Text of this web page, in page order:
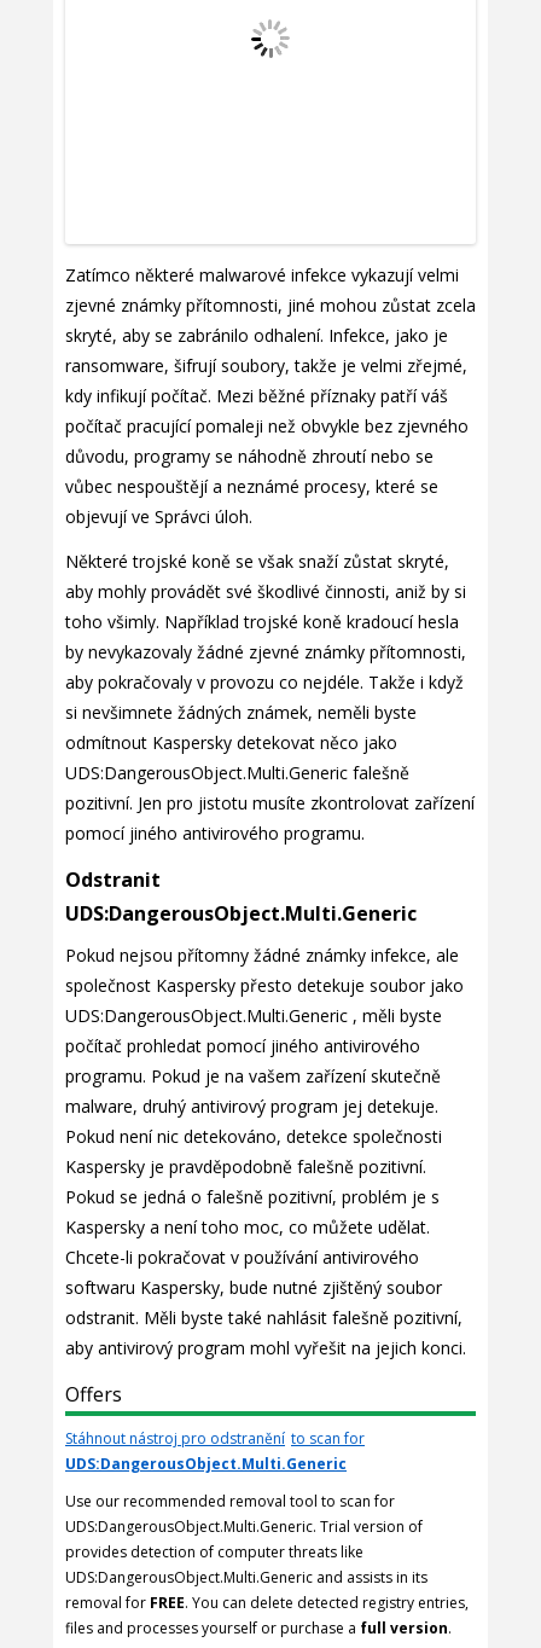
Zatímco některé malwarové infekce vykazují velmi
zjevné známky přítomnosti, jiné mohou zůstat zcela
skryté, aby se zabránilo odhalení. Infekce, jako je
ransomware, šifrují soubory, takže je velmi zřejmé,
kdy infikují počítač. Mezi běžné příznaky patří váš
počítač pracující pomaleji než obvykle bez zjevného
důvodu, programy se náhodně zhroutí nebo se
vůbec nespouštějí a neznámé procesy, které se
objevují ve Správci úloh.
Některé trojské koně se však snaží zůstat skryté,
aby mohly provádět své škodlivé činnosti, aniž by si
toho všimly. Například trojské koně kradoucí hesla
by nevykazovaly žádné zjevné známky přítomnosti,
aby pokračovaly v provozu co nejdéle. Takže i když
si nevšimnete žádných známek, neměli byste
odmítnout Kaspersky detekovat něco jako
UDS:DangerousObject.Multi.Generic falešně
pozitivní. Jen pro jistotu musíte zkontrolovat zařízení
pomocí jiného antivirového programu.
Odstranit
UDS:DangerousObject.Multi.Generic
Pokud nejsou přítomny žádné známky infekce, ale
společnost Kaspersky přesto detekuje soubor jako
UDS:DangerousObject.Multi.Generic , měli byste
počítač prohledat pomocí jiného antivirového
programu. Pokud je na vašem zařízení skutečně
malware, druhý antivirový program jej detekuje.
Pokud není nic detekováno, detekce společnosti
Kaspersky je pravděpodobně falešně pozitivní.
Pokud se jedná o falešně pozitivní, problém je s
Kaspersky a není toho moc, co můžete udělat.
Chcete-li pokračovat v používání antivirového
softwaru Kaspersky, bude nutné zjištěný soubor
odstranit. Měli byste také nahlásit falešně pozitivní,
aby antivirový program mohl vyřešit na jejich konci.
Offers
Stáhnout nástroj pro odstranění to scan for
UDS:DangerousObject.Multi.Generic
Use our recommended removal tool to scan for
UDS:DangerousObject.Multi.Generic. Trial version of
provides detection of computer threats like
UDS:DangerousObject.Multi.Generic and assists in its
removal for FREE. You can delete detected registry entries,
files and processes yourself or purchase a full version.